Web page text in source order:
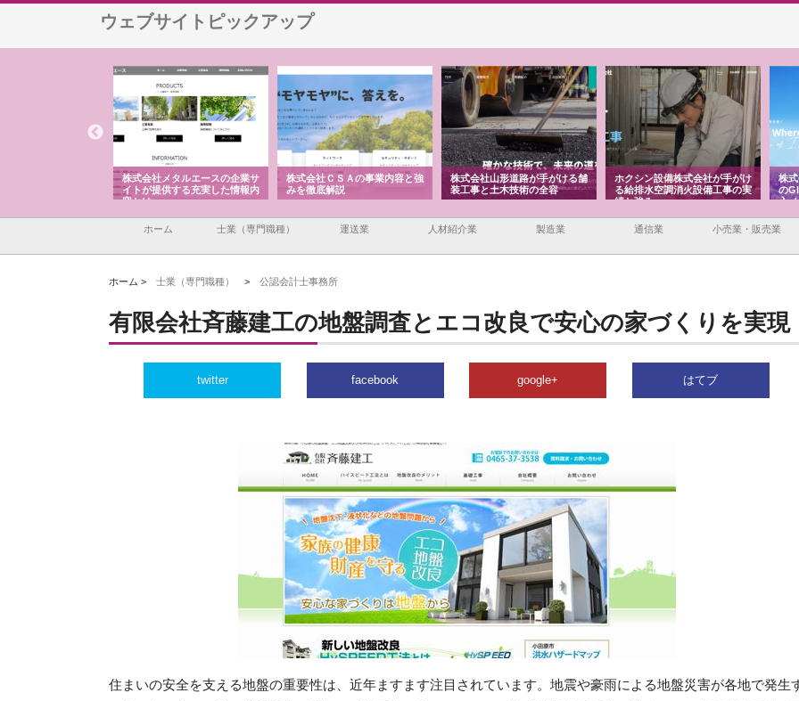
ウェブサイトピックアップ
株式会社メタルエースの企業サ
イトが提供する充実した情報内
容とは
株式会社ＣＳＡの事業内容と強
みを徹底解説
株式会社山形道路が手がける舗
装工事と土木技術の全容
ホクシン設備株式会社が手がけ
る給排水空調消火設備工事の実
績と強み
株
の
入
ホーム 士業（専門職種） 運送業 人材紹介業 製造業 通信業 小売業・販売業
ホーム > 士業（専門職種） > 公認会計士事務所
有限会社斉藤建工の地盤調査とエコ改良で安心の家づくりを実現
twitter facebook google+ はてブ
住まいの安全を支える地盤の重要性は、近年ますます注目されています。地震や豪雨による地盤災害が各地で発生